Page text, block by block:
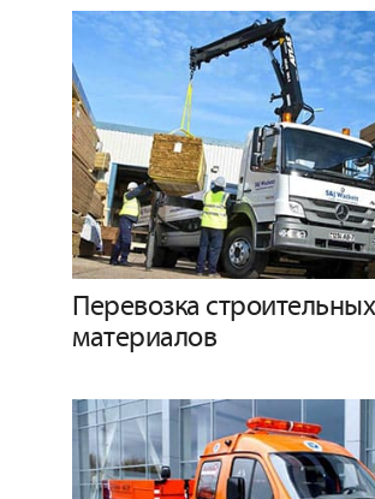
Перевозка строительных
материалов